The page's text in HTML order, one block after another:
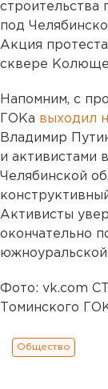
строительства
под
Акция
сквере
Напомним, с
ГОКа выходил
Владимир
и активистами
Челябинской
Активисты
окончательно
южноуральской
Фото: vk.com
Томинского
Общество